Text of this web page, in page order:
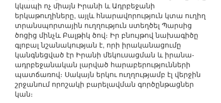
կկապի ոչ միայն Իրանի և Ադրբեջանի
երկաթուղիները, այլև հնարավորություն կտա ուղիղ
տրանսպորտային ուղղություն ստեղծել Պարսից
ծոցից մինչև Բալթիկ ծով։ Իր բնույթով նախագիծը
գլոբալ նշանակության է, որի իրականացումը
կանգնեցված էր Իրանի մեկուսացման և իրանա-
ադրբեջանական լարված հարաբերությունների
պատճառով։ Սակայն երկու ուղղությամբ էլ վերջին
շրջանում որոշակի բարելավման գործընթացներ
կան։